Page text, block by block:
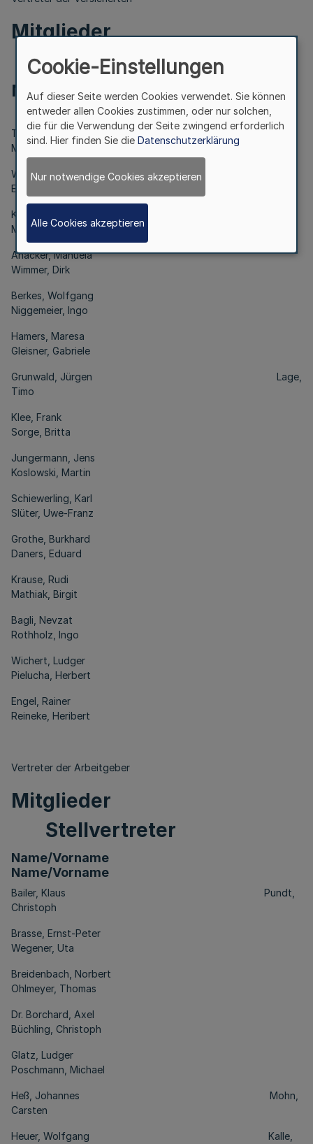
Mitglieder
Stellvertreter
Name/Vorname
Name/Vorname
Tietjen, Carmen
Marquard, Andrea
Weelink, Willi
Entgelmeier, Klaus
Kerscher, Marina
Menacher, Martin
Anacker, Manuela
Wimmer, Dirk
Berkes, Wolfgang
Niggemeier, Ingo
Hamers, Maresa
Gleisner, Gabriele
Grunwald, Jürgen Lage,
Timo
Klee, Frank
Sorge, Britta
Jungermann, Jens
Koslowski, Martin
Schiewerling, Karl
Slüter, Uwe-Franz
Grothe, Burkhard
Daners, Eduard
Krause, Rudi
Mathiak, Birgit
Bagli, Nevzat
Rothholz, Ingo
Wichert, Ludger
Pielucha, Herbert
Engel, Rainer
Reineke, Heribert
Vertreter der Arbeitgeber
Mitglieder
Stellvertreter
Name/Vorname
Name/Vorname
Bailer, Klaus Pundt,
Christoph
Brasse, Ernst-Peter
Wegener, Uta
Breidenbach, Norbert
Ohlmeyer, Thomas
Dr. Borchard, Axel
Büchling, Christoph
Glatz, Ludger
Poschmann, Michael
Heß, Johannes Mohn,
Carsten
Heuer, Wolfgang Kalle,
Cookie-Einstellungen
Auf dieser Seite werden Cookies verwendet. Sie können
entweder allen Cookies zustimmen, oder nur solchen,
die für die Verwendung der Seite zwingend erforderlich
sind. Hier finden Sie die Datenschutzerklärung
Nur notwendige Cookies akzeptieren
Alle Cookies akzeptieren